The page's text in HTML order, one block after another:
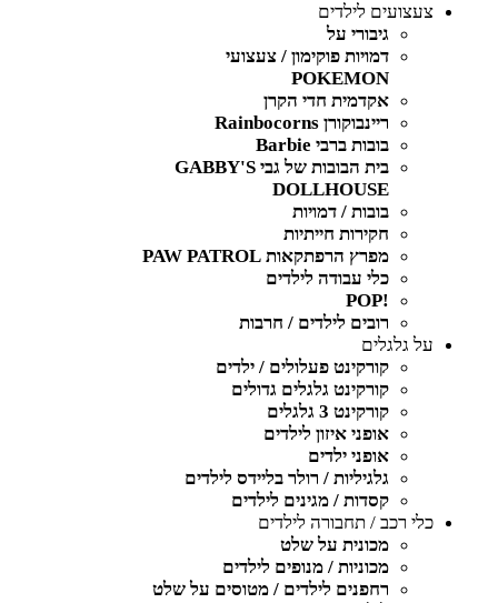
צעצועים לילדים
גיבורי על
דמויות פוקימון / צעצועי
POKEMON
אקדמית חדי הקרן
ריינבוקורן Rainbocorns
בובות ברבי Barbie
בית הבובות של גבי GABBY'S
DOLLHOUSE
בובות / דמויות
חקירות חייתיות
מפרץ הרפתקאות PAW PATROL
כלי עבודה לילדים
!POP
רובים לילדים / חרבות
על גלגלים
קורקינט פעלולים / ילדים
קורקינט גלגלים גדולים
קורקינט 3 גלגלים
אופני איזון לילדים
אופני ילדים
גלגיליות / רולר בליידס לילדים
קסדות / מגינים לילדים
כלי רכב / תחבורה לילדים
מכונית על שלט
מכוניות / מנופים לילדים
רחפנים לילדים / מטוסים על שלט